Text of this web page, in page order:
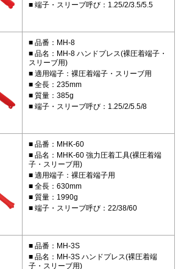
端子・スリーブ呼び：1.25/2/3.5/5.5
品番：MH-8
品名：MH-8 ハンドプレス(裸圧着端子・
スリーブ用)
適用端子：裸圧着端子・スリーブ用
全長：235mm
質量：385g
端子・スリーブ呼び：1.25/2/5.5/8
品番：MHK-60
品名：MHK-60 強力圧着工具(裸圧着端
子・スリーブ用)
適用端子：裸圧着端子用
全長：630mm
質量：1990g
端子・スリーブ呼び：22/38/60
品番：MH-3S
品名：MH-3S ハンドプレス(裸圧着端
子・スリーブ用)